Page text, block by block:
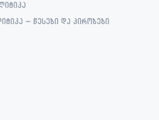
– წესები და პირობები